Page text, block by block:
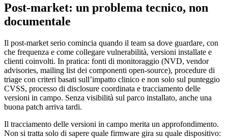
Post-market: un problema tecnico, non
documentale
Il post-market serio comincia quando il team sa dove guardare, con
che frequenza e come collegare vulnerabilità, versioni installate e
clienti coinvolti. In pratica: fonti di monitoraggio (NVD, vendor
advisories, mailing list dei componenti open-source), procedure di
triage con criteri basati sull’impatto clinico e non solo sul punteggio
CVSS, processo di disclosure coordinata e tracciamento delle
versioni in campo. Senza visibilità sul parco installato, anche una
buona patch arriva tardi.
Il tracciamento delle versioni in campo merita un approfondimento.
Non si tratta solo di sapere quale firmware gira su quale dispositivo: